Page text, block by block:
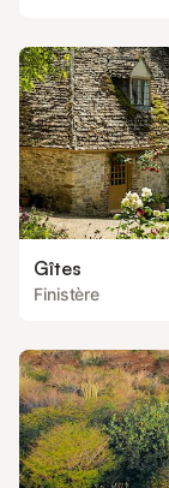
Gîtes
Finistère